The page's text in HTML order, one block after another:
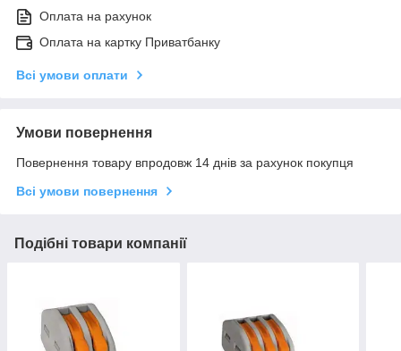
Оплата на рахунок
Оплата на картку Приватбанку
Всі умови оплати
Умови повернення
Повернення товару впродовж 14 днів за рахунок покупця
Всі умови повернення
Подібні товари компанії